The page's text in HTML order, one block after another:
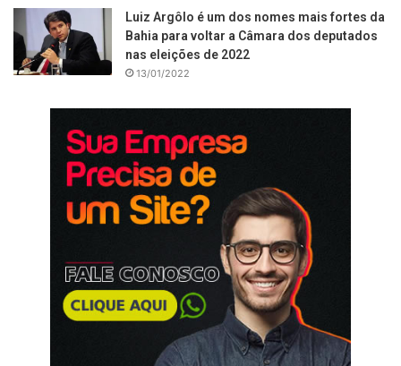
Luiz Argôlo é um dos nomes mais fortes da
Bahia para voltar a Câmara dos deputados
nas eleições de 2022
13/01/2022